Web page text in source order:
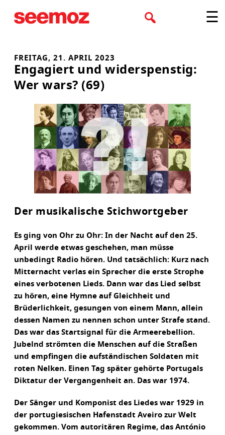
Inhalt
☰
FREITAG, 21. APRIL 2023
Engagiert und widerspenstig:
Wer wars? (69)
Der musikalische Stichwortgeber
Es ging von Ohr zu Ohr: In der Nacht auf den 25.
April werde etwas geschehen, man müsse
unbedingt Radio hören. Und tatsächlich: Kurz nach
Mitternacht verlas ein Sprecher die erste Strophe
eines verbotenen Lieds. Dann war das Lied selbst
zu hören, eine Hymne auf Gleichheit und
Brüderlichkeit, gesungen von einem Mann, allein
dessen Namen zu nennen schon unter Strafe stand.
Das war das Startsignal für die Armeerebellion.
Jubelnd strömten die Menschen auf die Straßen
und empfingen die aufständischen Soldaten mit
roten Nelken. Einen Tag später gehörte Portugals
Diktatur der Vergangenheit an. Das war 1974.
Der Sänger und Komponist des Liedes war 1929 in
der portugiesischen Hafenstadt Aveiro zur Welt
gekommen. Vom autoritären Regime, das António